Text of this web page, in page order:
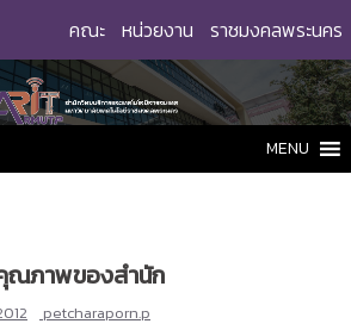
คณะ หน่วยงาน ราชมงคลพระนคร
MENU
ณภาพของสำนัก
petcharaporn.p